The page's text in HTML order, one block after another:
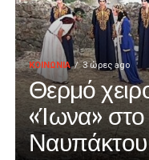
ΚΟΙΝΩΝΙΑ 3 ώρες ago
Θερμό
«Ίωνα»
Ναυπάκτου